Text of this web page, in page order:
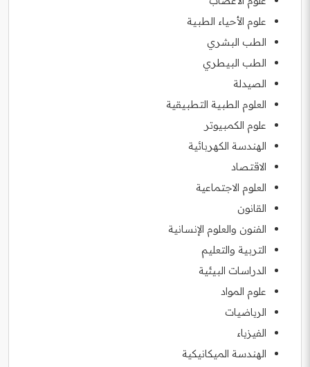
علوم الأحياء الطبية
الطب البشري
الطب البيطري
الصيدلة
العلوم الطبية التطبيقية
علوم الكمبيوتر
الهندسة الكهربائية
الاقتصاد
العلوم الاجتماعية
القانون
الفنون والعلوم الإنسانية
التربية والتعليم
الدراسات البيئية
علوم المواد
الرياضيات
الفيزياء
الهندسة الميكانيكية